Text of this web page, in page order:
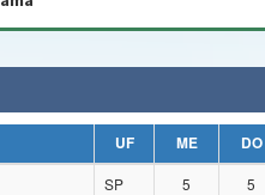
UF ME DO
SP 5 5